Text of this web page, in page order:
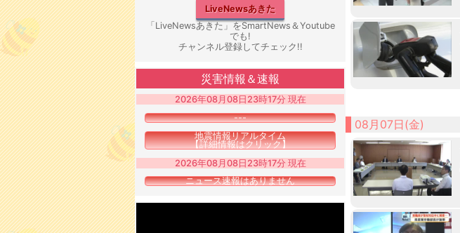
08月07日(金)
LiveNewsあきた
「LiveNewsあきた」をSmartNews＆Youtube
でも!
チャンネル登録してチェック!!
災害情報＆速報
2026年08月08日23時17分 現在
---
地震情報リアルタイム
【詳細情報はクリック】
2026年08月08日23時17分 現在
ニュース速報はありません